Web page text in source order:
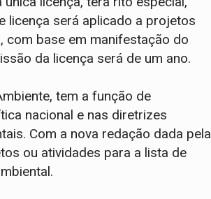
licença será aplicado a projetos
com base em manifestação do
da licença será de um ano.
tem a função de
nacional e nas diretrizes
Com a nova redação dada pela
ou atividades para a lista de